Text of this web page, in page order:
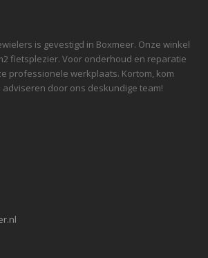
is gevestigd in Boxmeer. Onze winkel
fietsplezier. Voor onderhoud en reparatie
professionele werkplaats. Kortom, kom
door ons deskundige team!